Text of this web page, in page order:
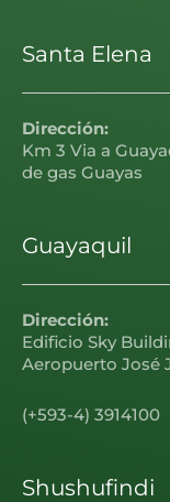
Santa Elena
Dirección:
Km 3 Via a
de gas Guayas
Guayaquil
Dirección:
Edificio Sky
Aeropuerto José
(+593-4) 3914100
Shushufindi